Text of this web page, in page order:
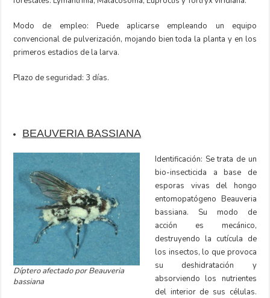
Modo de empleo: Puede aplicarse empleando un equipo
convencional de pulverización, mojando bien toda la planta y en los
primeros estadios de la larva.
Plazo de seguridad: 3 días.
BEAUVERIA BASSIANA
Díptero afectado por Beauveria
bassiana
Identificación: Se trata de un
bio-insecticida a base de
esporas vivas del hongo
entomopatógeno Beauveria
bassiana. Su modo de
acción es mecánico,
destruyendo la cutícula de
los insectos, lo que provoca
su deshidratación y
absorviendo los nutrientes
del interior de sus células.